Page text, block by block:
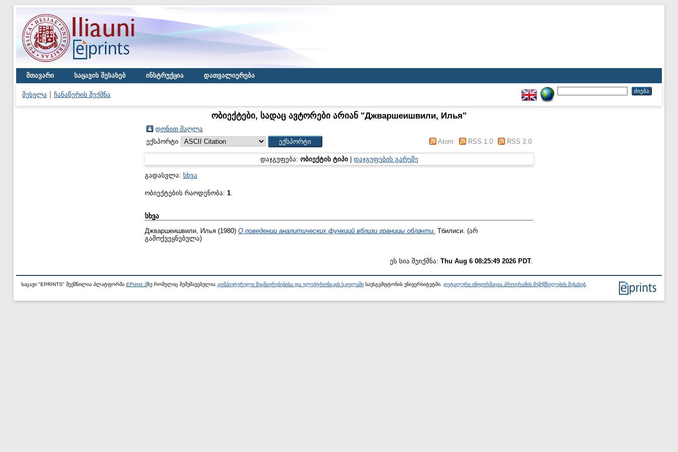
მთავარი საცავის შესახებ ინსტრუქცია დათვალიერება
შესვლა ჩანაწერის შექმნა
ობიექტები, სადაც ავტორები არიან "Джваршеишвили, Илья"
დონით მაღლა
ექსპორტი
Atom RSS 1.0 RSS 2.0
დაჯგუფება: ობიექტის ტიპი| დაჯგუფების გარეშე
გადასვლა: სხვა
ობიექტების რაოდენობა: 1.
სხვა
Джваршеишвили, Илья (1980) О поведении аналитических функций вблизи границы облачти. Тбилиси. (არ
გამოქვეყნებულა)
ეს სია შეიქმნა: Thu Aug 6 08:25:49 2026 PDT
საცავი "EPRINTS" შექმნილია პლატფორმა EPrints 3ზე რომელიც შემუშავებულია კომპიუტერული მეცნიერებებისა და ელექტრონიკის სკოლაში საუსგემფტონის უნივერსიტეტში. დეტალური ინფორმაცია პროგრამის შემქმნელების შესახებ